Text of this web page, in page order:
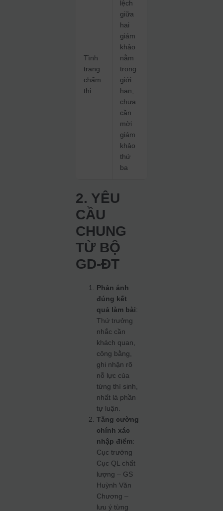
Tình
trạng
chấm
thi
lệch
giữa
hai
giám
khảo
nằm
trong
giới
hạn,
chưa
cần
mời
giám
khảo
thứ
ba
2. YÊU
CẦU
CHUNG
TỪ BỘ
GD‑ĐT
Phản ánh
đúng kết
quả làm bài:
Thứ trưởng
nhắc cần
khách quan,
công bằng,
ghi nhận rõ
nỗ lực của
từng thí sinh,
nhất là phần
tự luận.
Tăng cường
chính xác
nhập điểm:
Cục trưởng
Cục QL chất
lượng – GS
Huỳnh Văn
Chương –
lưu ý từng